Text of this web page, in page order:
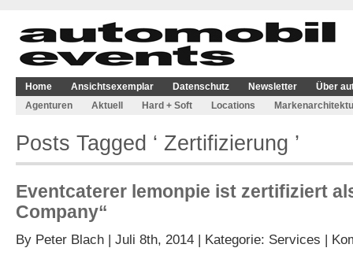
Home Ansichtsexemplar Datenschutz Newsletter
Über
Agenturen
Aktuell Hard + Soft Locations
Posts Tagged ‘ Zertifizierung ’
Eventcaterer lemonpie ist zertifiziert
Company“
By Peter Blach | Juli 8th, 2014 | Kategorie: Services |